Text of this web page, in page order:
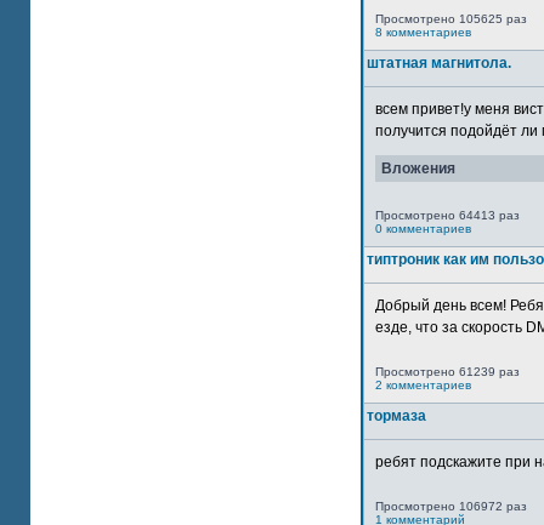
Просмотрено 105625 раз
8 комментариев
штатная магнитола.
всем привет!у меня
получится подойдёт ли
Вложения
Просмотрено 64413 раз
0 комментариев
типтроник как им
Добрый день всем!
езде, что за скорость
Просмотрено 61239 раз
2 комментариев
тормаза
ребят подскажите при
Просмотрено 106972 раз
1 комментарий